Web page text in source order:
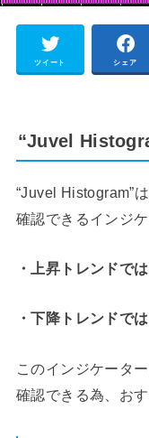
ツイート シェア
“Juvel
“Juvel Histogram”
確認できるインジケ
・上昇トレンドで
・下降トレンドで
このインジケータ
確認できる為、おす